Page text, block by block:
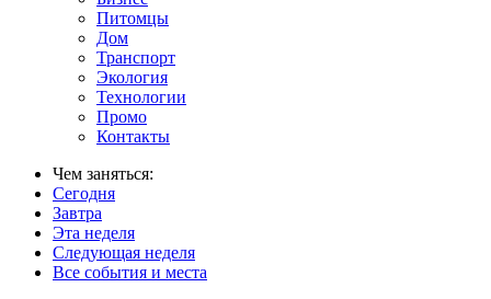
Питомцы
Дом
Транспорт
Экология
Технологии
Промо
Контакты
Чем заняться:
Сегодня
Завтра
Эта неделя
Следующая неделя
Все события и места